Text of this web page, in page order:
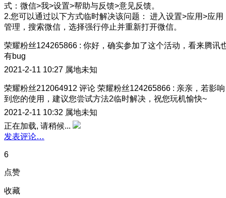
式：微信>我>设置>帮助与反馈>意见反馈。
2.您可以通过以下方式临时解决该问题： 进入设置>应用>应用
管理，搜索微信，选择强行停止并重新打开微信。
荣耀粉丝124265866 : 你好，确实参加了这个活动，看来腾讯
有bug
2021-2-11 10:27 属地未知
荣耀粉丝212064912 评论 荣耀粉丝124265866 : 亲亲，若影响
到您的使用，建议您尝试方法2临时解决，祝您玩机愉快~
2021-2-11 10:32 属地未知
正在加载, 请稍候...
发表评论…
6
点赞
收藏